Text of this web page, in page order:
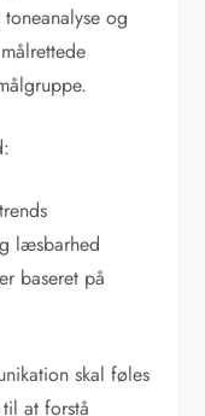
og
læsbarhed
baseret på
skal føles
at forstå